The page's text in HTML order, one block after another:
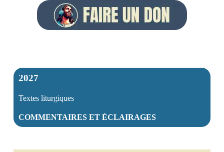
2027
Textes liturgiques
COMMENTAIRES ET ÉCLAIRAGES